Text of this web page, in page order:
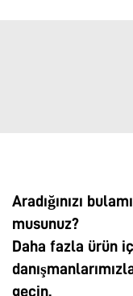
Aradığınızı
musunuz?
Daha fazla ürün
geçin.